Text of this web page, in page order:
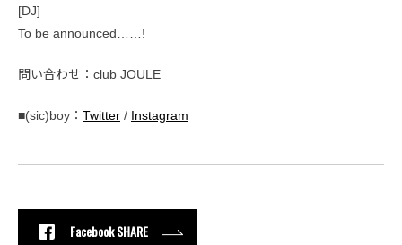
[DJ]
To be announced……!
問い合わせ：club JOULE
■(sic)boy： Twitter / Instagram
Facebook SHARE